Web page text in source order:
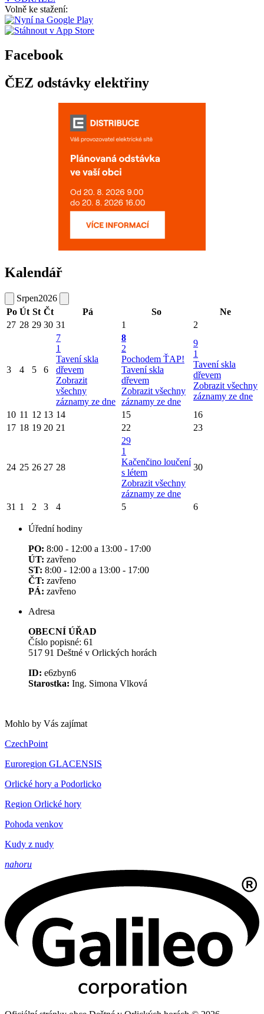
Volně ke stažení:
Facebook
ČEZ odstávky elektřiny
Kalendář
Srpen2026
Po Út St Čt Pá So
Ne
27 28 29 30 31 1 2
3 4 5 6
7
1
Tavení skla
dřevem
Zobrazit
všechny
záznamy ze dne
8
2
Pochodem ŤAP!
Tavení skla
dřevem
Zobrazit všechny
záznamy ze dne
9
1
Tavení skla
dřevem
Zobrazit všechny
záznamy ze dne
10 11 12 13 14 15
16
17 18 19 20 21 22 23
24 25 26 27 28
29
1
Kačenčino loučení
s létem
Zobrazit všechny
záznamy ze dne
30
31 1 2 3 4 5 6
Úřední hodiny
PO: 8:00 - 12:00 a 13:00 - 17:00
ÚT: zavřeno
ST: 8:00 - 12:00 a 13:00 - 17:00
ČT: zavřeno
PÁ: zavřeno
Adresa
OBECNÍ ÚŘAD
Číslo popisné: 61
517 91 Deštné v Orlických horách
ID: e6zbyn6
Starostka: Ing. Simona Vlková
Mohlo by Vás zajímat
CzechPoint
Euroregion GLACENSIS
Orlické hory a Podorlicko
Region Orlické hory
Pohoda venkov
Kudy z nudy
nahoru